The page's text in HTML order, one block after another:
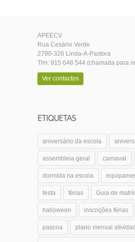
APEECV
Rua Cesário Verde
2790-326 Linda-A-Pastora
Tlm: 915 648 544 (chamada para
Ver contactos
ETIQUETAS
aniversário da escola
assembleia geral carnaval
dormida na escola
festa férias Guia de
halloween inscrições férias
pascoa plano mensal